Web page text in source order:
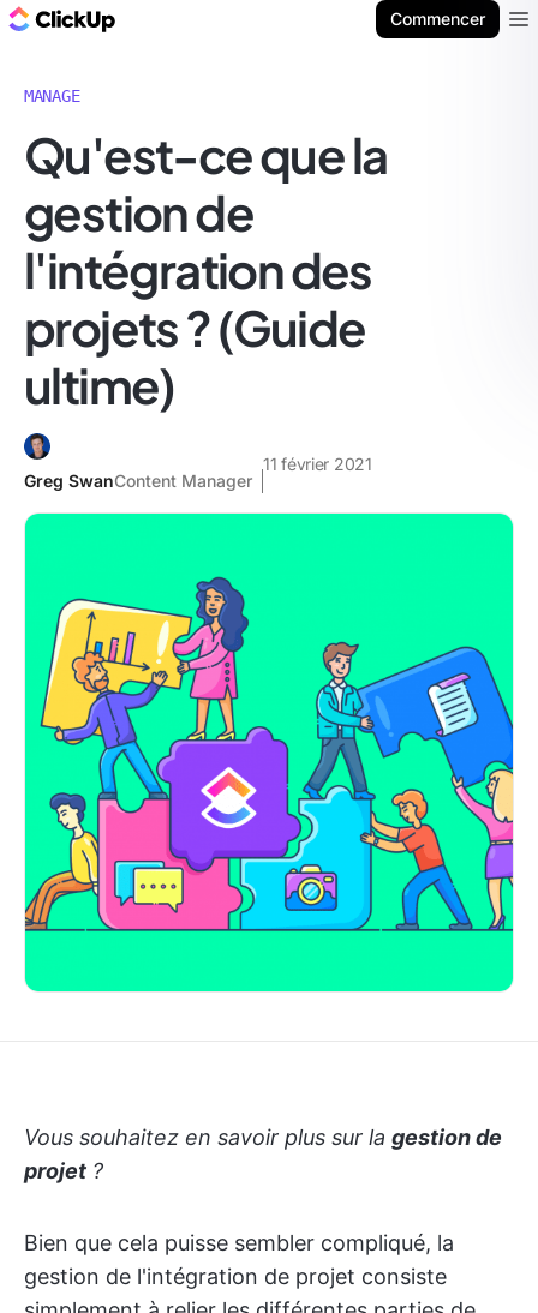
Commencer
MANAGE
Qu'est-ce que la
gestion de
l'intégration des
projets ? (Guide
ultime)
Greg SwanContent Manager
11 février 2021
Vous souhaitez en savoir plus sur la gestion de
projet ?
Bien que cela puisse sembler compliqué, la
gestion de l'intégration de projet consiste